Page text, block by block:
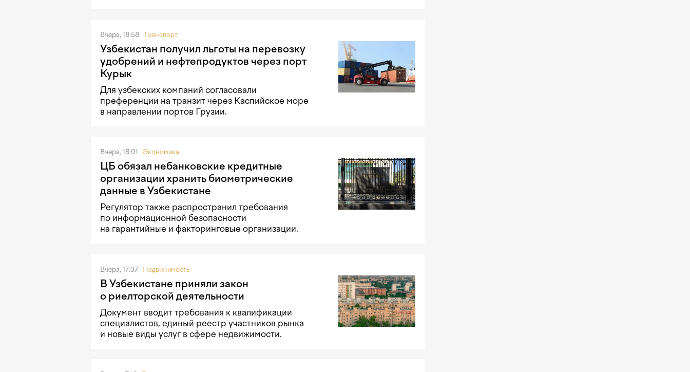
Вчера, 18:58 Транспорт
Узбекистан получил льготы на перевозку
удобрений и нефтепродуктов через порт
Курык
Для узбекских компаний согласовали
преференции на транзит через Каспийское море
в направлении портов Грузии.
Вчера, 18:01 Экономика
ЦБ обязал небанковские кредитные
организации хранить биометрические
данные в Узбекистане
Регулятор также распространил требования
по информационной безопасности
на гарантийные и факторинговые организации.
Вчера, 17:37 Недвижимость
В Узбекистане приняли закон
о риелторской деятельности
Документ вводит требования к квалификации
специалистов, единый реестр участников рынка
и новые виды услуг в сфере недвижимости.